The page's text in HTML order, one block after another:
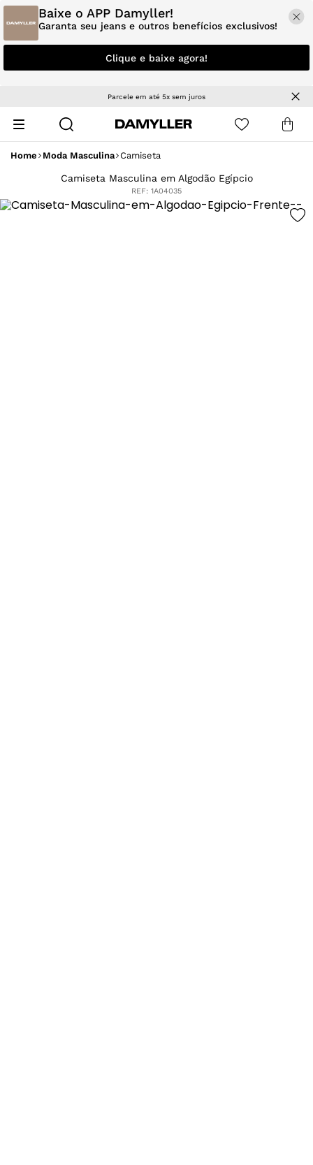
Baixe o APP Damyller!
Garanta seu jeans e outros benefícios exclusivos!
Clique e baixe agora!
Parcele em até 5x sem juros
Home Moda Masculina Camiseta
Camiseta Masculina em Algodão Egípcio
REF: 1A04035